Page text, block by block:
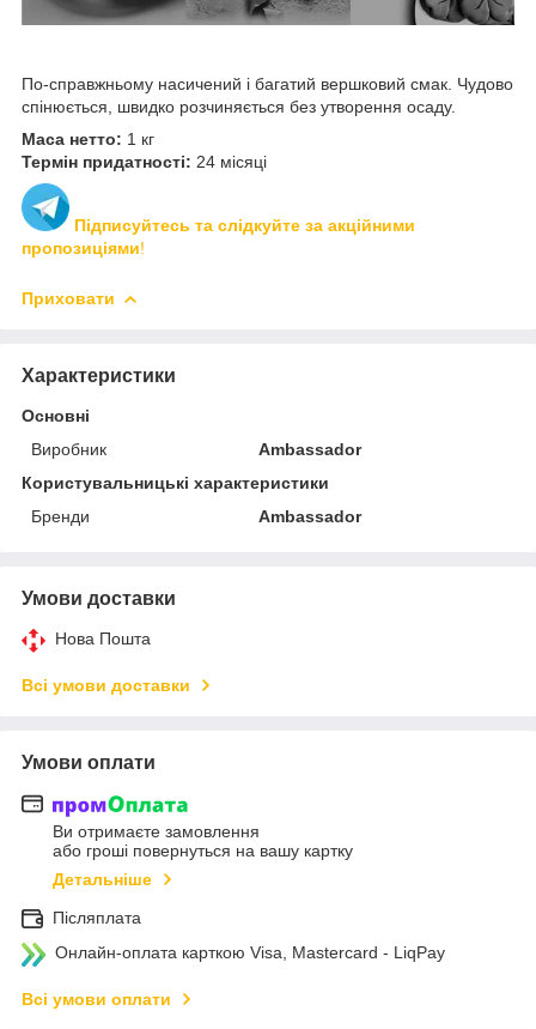
По-справжньому насичений і багатий вершковий смак. Чудово
спінюється, швидко розчиняється без утворення осаду.
Маса нетто: 1 кг
Термін придатності: 24 місяці
Підписуйтесь та слідкуйте за акційними
пропозиціями!
Приховати
Характеристики
Основні
Виробник
Ambassador
Користувальницькі характеристики
Бренди
Ambassador
Умови доставки
Нова Пошта
Всі умови доставки
Умови оплати
Ви отримаєте замовлення
або гроші повернуться на вашу картку
Детальніше
Післяплата
Онлайн-оплата карткою Visa, Mastercard - LiqPay
Всі умови оплати